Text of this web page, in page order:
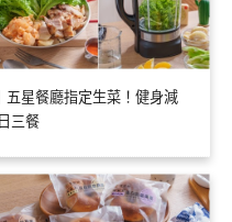
五星餐廳指定生菜！健身減
三餐